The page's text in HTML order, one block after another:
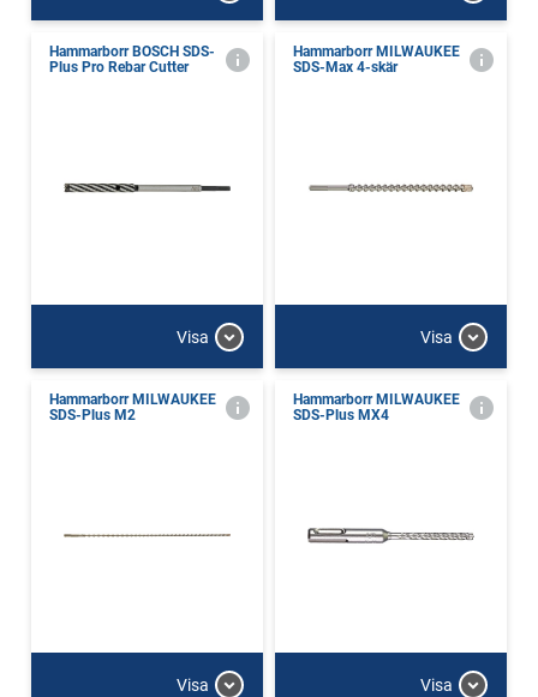
Hammarborr BOSCH SDS-
Plus Pro Rebar Cutter
Visa
Hammarborr MILWAUKEE
SDS-Max 4-skär
Visa
Hammarborr MILWAUKEE
SDS-Plus M2
Visa
Hammarborr MILWAUKEE
SDS-Plus MX4
Visa